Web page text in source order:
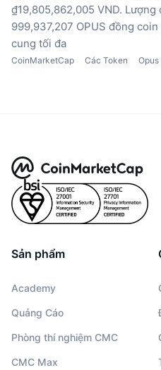
₫19,805,862,005 VND. Lượng
999,937,207 OPUS đồng coin
cung tối đa
CoinMarketCap Các Token Opus
Sản phẩm
Academy
Quảng Cáo
Phòng thí nghiệm CMC
CMC Max